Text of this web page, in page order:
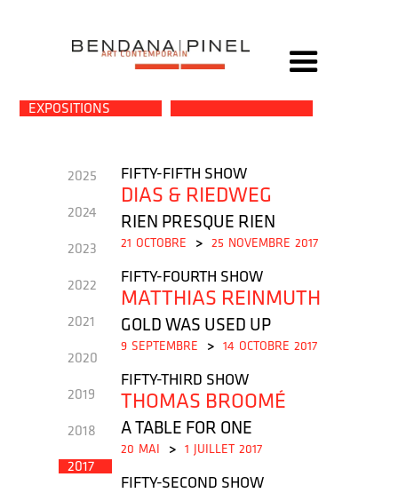
EXPOSITIONS
2025
2024
2023
2022
2021
2020
2019
2018
2017
FIFTY-FIFTH SHOW
DIAS & RIEDWEG
RIEN PRESQUE RIEN
21 OCTOBRE > 25 NOVEMBRE 2017
FIFTY-FOURTH SHOW
MATTHIAS REINMUTH
GOLD WAS USED UP
9 SEPTEMBRE > 14 OCTOBRE 2017
FIFTY-THIRD SHOW
THOMAS BROOMÉ
A TABLE FOR ONE
20 MAI > 1 JUILLET 2017
FIFTY-SECOND SHOW